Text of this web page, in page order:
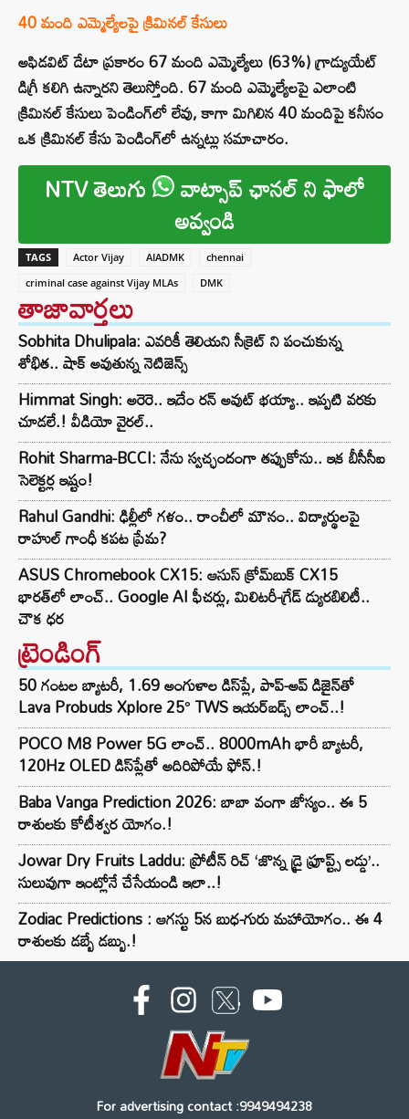
40 మంది ఎమ్మెల్యేలపై క్రిమినల్ కేసులు
అఫిడవిట్ డేటా ప్రకారం 67 మంది ఎమ్మెల్యేలు (63%) గ్రాడ్యుయేట్
డిగ్రీ కలిగి ఉన్నారని తెలుస్తోంది. 67 మంది ఎమ్మెల్యేలపై ఎలాంటి
క్రిమినల్ కేసులు పెండింగ్‌లో లేవు, కాగా మిగిలిన 40 మందిపై కనీసం
ఒక క్రిమినల్ కేసు పెండింగ్‌లో ఉన్నట్లు సమాచారం.
NTV తెలుగు వాట్సాప్ ఛానల్ ని ఫాలో
అవ్వండి
TAGS Actor Vijay AIADMK
chennai
criminal case against Vijay MLAs
DMK
తాజావార్తలు
Sobhita Dhulipala: ఎవరికీ తెలియని సీక్రెట్ ని పంచుకున్న
శోభిత.. షాక్ అవుతున్న నెటిజెన్స్
Himmat Singh: అరెరె.. ఇదేం రన్ అవుట్ భయ్యా.. ఇప్పటి వరకు
చూడలే.! వీడియో వైరల్..
Rohit Sharma-BCCI: నేను స్వచ్ఛందంగా తప్పుకోను.. ఇక బీసీసీఐ
సెలెక్టర్ల ఇష్టం!
Rahul Gandhi: ఢిల్లీలో గళం.. రాంచీలో మౌనం.. విద్యార్థులపై
రాహుల్ గాంధీ కపట ప్రేమ?
ASUS Chromebook CX15: ఆసుస్ క్రోమ్‌బుక్ CX15
భారత్‌లో లాంచ్.. Google AI ఫీచర్లు, మిలిటరీ-గ్రేడ్ డ్యురబిలిటీ..
చౌక ధర
ట్రెండింగ్‌
50 గంటల బ్యాటరీ, 1.69 అంగుళాల డిస్‌ప్లే, పాప్-అప్ డిజైన్‌తో
Lava Probuds Xplore 25° TWS ఇయర్‌బడ్స్ లాంచ్..!
POCO M8 Power 5G లాంచ్.. 8000mAh భారీ బ్యాటరీ,
120Hz OLED డిస్‌ప్లేతో అదిరిపోయే ఫోన్.!
Baba Vanga Prediction 2026: బాబా వంగా జోస్యం.. ఈ 5
రాశులకు కోటీశ్వర యోగం.!
Jowar Dry Fruits Laddu: ప్రోటీన్ రిచ్ ‘జొన్న డ్రై ఫ్రూప్ట్స్ లడ్డు’..
సులువుగా ఇంట్లోనే చేసేయండి ఇలా..!
Zodiac Predictions : ఆగస్టు 5న బుధ-గురు మహాయోగం.. ఈ 4
రాశులకు డబ్బే డబ్బు.!
For advertising contact :9949494238